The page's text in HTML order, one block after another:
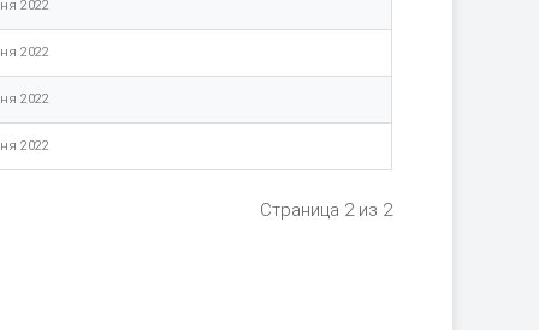
2022
2022
2022
2022
Страница 2 из 2